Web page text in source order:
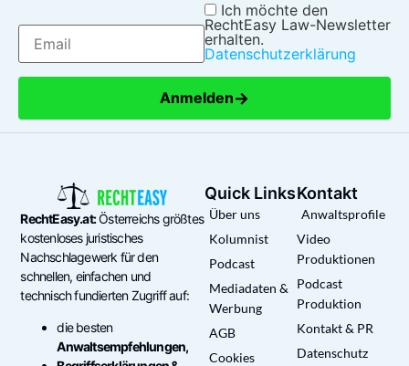
Ich möchte den
RechtEasy Law-Newsletter
erhalten.
Datenschutzerklärung
Anmelden→
RechtEasy.at:Österreichs größtes
kostenloses juristisches
Nachschlagewerk für den
schnellen, einfachen und
technisch fundierten Zugriff auf:
die besten
Anwaltsempfehlungen,
Quick Links
Über uns
Kolumnist
Podcast
Mediadaten &
Werbung
AGB
Cookies
Kontakt
Anwaltsprofile
Video
Produktionen
Podcast
Produktion
Kontakt & PR
Datenschutz